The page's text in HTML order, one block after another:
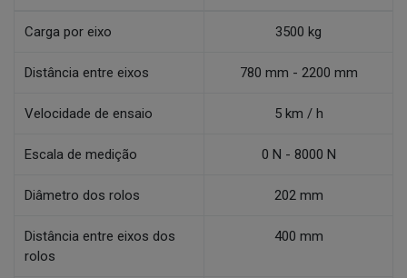
Carga por eixo 3500 kg
Distância entre eixos 780 mm - 2200 mm
Velocidade de ensaio 5 km / h
Escala de medição 0 N - 8000 N
Diâmetro dos rolos 202 mm
Distância entre eixos dos
rolos
400 mm